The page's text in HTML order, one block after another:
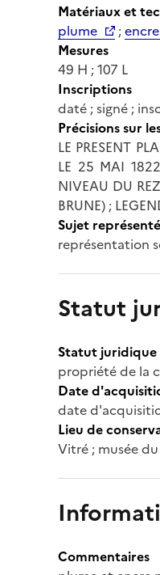
Matériaux et
plume
;
Mesures
49 H ; 107 L
Inscriptions
daté ; signé ;
Précisions sur
LE PRESENT
LE 25 MAI 1822
NIVEAU DU
BRUNE) ;
Sujet représenté
représentation
Statut
Statut juridique
propriété de la
Date
date
Lieu de
Vitré ; musée
Commentaires